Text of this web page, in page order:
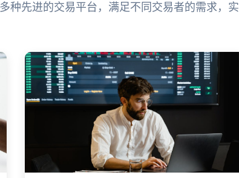
种先进的交易平台，满足不同交易者的需求，